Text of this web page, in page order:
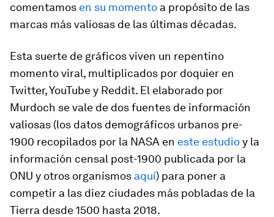
comentamos en su momento a propósito de las
marcas más valiosas de las últimas décadas.
Esta suerte de gráficos viven un repentino
momento viral, multiplicados por doquier en
Twitter, YouTube y Reddit. El elaborado por
Murdoch se vale de dos fuentes de información
valiosas (los datos demográficos urbanos pre-
1900 recopilados por la NASA en este estudioy la
información censal post-1900 publicada por la
ONU y otros organismos aquí) para poner a
competir a las diez ciudades más pobladas de la
Tierra desde 1500 hasta 2018.